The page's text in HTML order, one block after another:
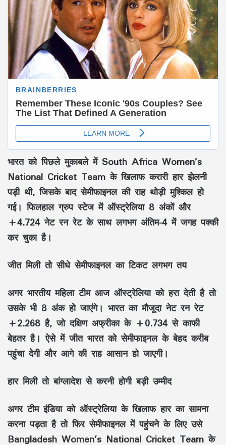
भारत को पिछले मुकाबले में South Africa Women’s
National Cricket Team के खिलाफ करारी हार झेलनी
पड़ी थी, जिसके बाद सेमीफाइनल की राह थोड़ी मुश्किल हो
गई। फिलहाल ग्रुप स्टेज में ऑस्ट्रेलिया 8 अंकों और
+4.724 नेट रन रेट के साथ लगभग अंतिम-4 में जगह पक्की
कर चुका है।
जीत मिली तो सीधे सेमीफाइनल का टिकट लगभग तय
अगर भारतीय महिला टीम आज ऑस्ट्रेलिया को हरा देती है तो
उसके भी 8 अंक हो जाएंगे। भारत का मौजूदा नेट रन रेट
+2.268 है, जो दक्षिण अफ्रीका के +0.734 से काफी
बेहतर है। ऐसे में जीत भारत को सेमीफाइनल के बेहद करीब
पहुंचा देगी और आगे की राह आसान हो जाएगी।
हार मिली तो बांग्लादेश से करनी होगी बड़ी उम्मीद
अगर टीम इंडिया को ऑस्ट्रेलिया के खिलाफ हार का सामना
करना पड़ता है तो फिर सेमीफाइनल में पहुंचने के लिए उसे
Bangladesh Women’s National Cricket Team के